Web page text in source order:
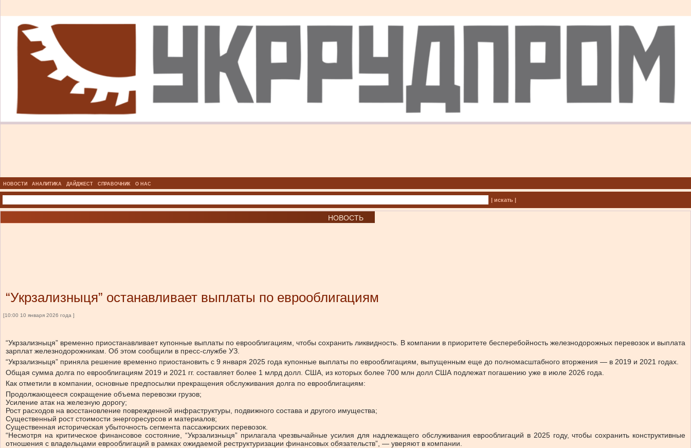
НОВОСТИ АНАЛИТИКА ДАЙДЖЕСТ СПРАВОЧНИК О НАС
| искать |
НОВОСТЬ
“Укрзализныця” останавливает выплаты по еврооблигациям
[10:00 10 января 2026 года ]
“Укрзализныця” временно приостанавливает купонные выплаты по еврооблигациям, чтобы сохранить ликвидность. В компании в приоритете бесперебойность железнодорожных перевозок и выплата
зарплат железнодорожникам. Об этом сообщили в пресс-службе УЗ.
“Укрзализныця” приняла решение временно приостановить с 9 января 2025 года купонные выплаты по еврооблигациям, выпущенным еще до полномасштабного вторжения — в 2019 и 2021 годах.
Общая сумма долга по еврооблигациям 2019 и 2021 гг. составляет более 1 млрд долл. США, из которых более 700 млн долл США подлежат погашению уже в июле 2026 года.
Как отметили в компании, основные предпосылки прекращения обслуживания долга по еврооблигациям:
Продолжающееся сокращение объема перевозки грузов;
Усиление атак на железную дорогу;
Рост расходов на восстановление поврежденной инфраструктуры, подвижного состава и другого имущества;
Существенный рост стоимости энергоресурсов и материалов;
Существенная историческая убыточность сегмента пассажирских перевозок.
“Несмотря на критическое финансовое состояние, “Укрзализныця” прилагала чрезвычайные усилия для надлежащего обслуживания еврооблигаций в 2025 году, чтобы сохранить конструктивные
отношения с владельцами еврооблигаций в рамках ожидаемой реструктуризации финансовых обязательств”, — уверяют в компании.